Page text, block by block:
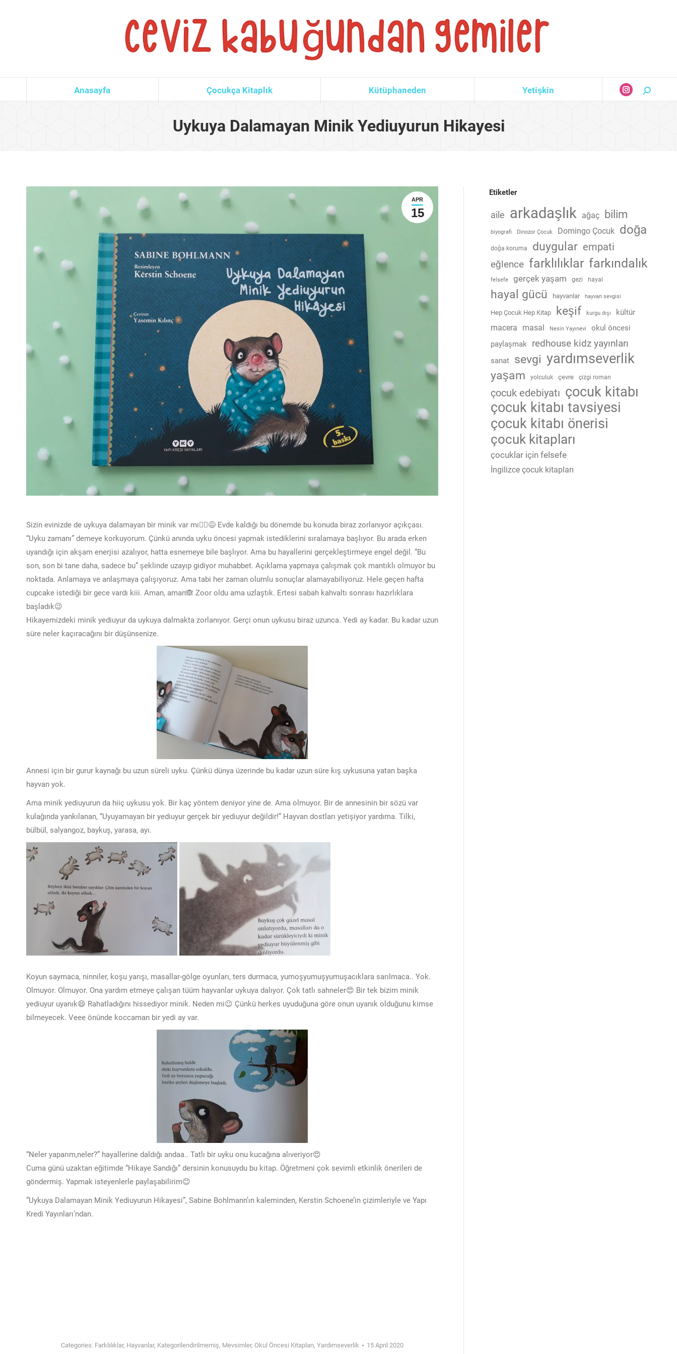
Anasayfa Çocukça Kitaplık Kütüphaneden Yetişkin
Instagram
Search:
Uykuya Dalamayan Minik Yediuyurun Hikayesi
APR
15
Sizin evinizde de uykuya dalamayan bir minik var mı🤷‍♀️😅 Evde kaldığı bu dönemde bu konuda biraz zorlanıyor açıkçası.
“Uyku zamanı” demeye korkuyorum. Çünkü anında uyku öncesi yapmak istediklerini sıralamaya başlıyor. Bu arada erken
uyandığı için akşam enerjisi azalıyor, hatta esnemeye bile başlıyor. Ama bu hayallerini gerçekleştirmeye engel değil. “Bu
son, son bi tane daha, sadece bu” şeklinde uzayıp gidiyor muhabbet. Açıklama yapmaya çalışmak çok mantıklı olmuyor bu
noktada. Anlamaya ve anlaşmaya çalışıyoruz. Ama tabi her zaman olumlu sonuçlar alamayabiliyoruz. Hele geçen hafta
cupcake istediği bir gece vardı kiii. Aman, aman🙈 Zoor oldu ama uzlaştık. Ertesi sabah kahvaltı sonrası hazırlıklara
başladık😉
Hikayemizdeki minik yediuyur da uykuya dalmakta zorlanıyor. Gerçi onun uykusu biraz uzunca. Yedi ay kadar. Bu kadar uzun
süre neler kaçıracağını bir düşünsenize.
Annesi için bir gurur kaynağı bu uzun süreli uyku. Çünkü dünya üzerinde bu kadar uzun süre kış uykusuna yatan başka
hayvan yok.
Ama minik yediuyurun da hiiç uykusu yok. Bir kaç yöntem deniyor yine de. Ama olmuyor. Bir de annesinin bir sözü var
kulağında yankılanan, “Uyuyamayan bir yediuyur gerçek bir yediuyur değildir!” Hayvan dostları yetişiyor yardıma. Tilki,
bülbül, salyangoz, baykuş, yarasa, ayı.
Koyun saymaca, ninniler, koşu yarışı, masallar-gölge oyunları, ters durmaca, yumoşyumuşyumuşacıklara sarılmaca.. Yok.
Olmuyor. Olmuyor. Ona yardım etmeye çalışan tüüm hayvanlar uykuya dalıyor. Çok tatlı sahneler😍 Bir tek bizim minik
yediuyur uyanık😄 Rahatladığını hissediyor minik. Neden mi😉 Çünkü herkes uyuduğuna göre onun uyanık olduğunu kimse
bilmeyecek. Veee önünde koccaman bir yedi ay var.
“Neler yaparım,neler?” hayallerine daldığı andaa.. Tatlı bir uyku onu kucağına alıveriyor😍
Cuma günü uzaktan eğitimde “Hikaye Sandığı” dersinin konusuydu bu kitap. Öğretmeni çok sevimli etkinlik önerileri de
göndermiş. Yapmak isteyenlerle paylaşabilirim😊
”Uykuya Dalamayan Minik Yediuyurun Hikayesi”, Sabine Bohlmann’ın kaleminden, Kerstin Schoene’in çizimleriyle ve Yapı
Kredi Yayınları’ndan.
Categories: Farklılıklar, Hayvanlar, Kategorilendirilmemiş, Mevsimler,Okul Öncesi Kitapları,Yardımseverlik 15 April 2020
Etiketler
aile arkadaşlık ağaç bilim
biyografi Dinozor Çocuk Domingo Çocuk doğa
doğa koruma duygular empati
eğlence farklılıklar farkındalık
felsefe gerçek yaşam gezi hayal
hayal gücü hayvanlar hayvan sevgisi
Hep Çocuk Hep Kitap keşif kurgu dışı kültür
macera masal Nesin Yayınevi
okul öncesi
paylaşmak
redhouse kidz yayınları
sanat sevgi yardımseverlik
yaşam yolculuk çevre çizgi roman
çocuk edebiyatı çocuk kitabı
çocuk kitabı tavsiyesi
çocuk kitabı önerisi
çocuk kitapları
çocuklar için felsefe
İngilizce çocuk kitapları